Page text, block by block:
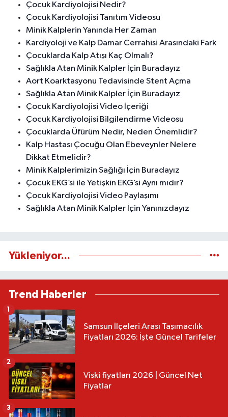
Çocuk Kardiyolojisi Nedir?
Çocuk Kardiyolojisi Tanıtım Videosu
Minik Kalplerin Yanında Her Zaman
Kardiyoloji ve Kalp Damar Cerrahisi Arasındaki Fark
Çocuklarda Kalp Atışı Kaç Olmalı?
Sağlıkla Atan Minik Kalpler İçin Buradayız
Aort Koarktasyonu Tedavisinde Stent Açma
Sağlıkla Atan Minik Kalpler İçin Buradayız
Çocuk Kardiyolojisi Video İçeriği
Çocuk Kardiyolojisi Bilgilendirme Videosu
Çocuklarda Üfürüm Nedir, Neden Önemlidir?
Kalp Hastası Çocuğu Olan Ebeveynler Nelere
Dikkat Etmelidir?
Minik Kalplerimizin Sağlığı İçin Buradayız
Çocuk EKG’si ile Yetişkin EKG’si Aynı mıdır?
Çocuk Kardiyolojisi Video Paylaşımı
Sağlıkla Atan Minik Kalpler İçin Yanınızdayız
Yükleniyor...
Trend Haberler
Samsun İlçeleri Arası Taşımacılık
Fiyatları 2026: İşte Güncel Tarifeler
1
Viski fiyatları 2026 | Güncel Net
Fiyatlar
2
3